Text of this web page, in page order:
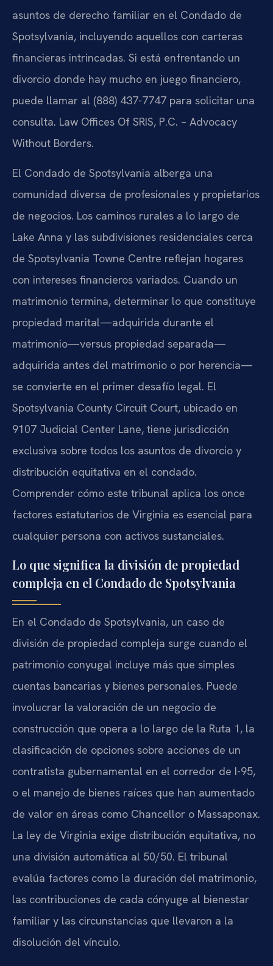
asuntos de derecho familiar en el Condado de
Spotsylvania, incluyendo aquellos con carteras
financieras intrincadas. Si está enfrentando un
divorcio donde hay mucho en juego financiero,
puede llamar al (888) 437-7747 para solicitar una
consulta. Law Offices Of SRIS, P.C. – Advocacy
Without Borders.
El Condado de Spotsylvania alberga una
comunidad diversa de profesionales y propietarios
de negocios. Los caminos rurales a lo largo de
Lake Anna y las subdivisiones residenciales cerca
de Spotsylvania Towne Centre reflejan hogares
con intereses financieros variados. Cuando un
matrimonio termina, determinar lo que constituye
propiedad marital—adquirida durante el
matrimonio—versus propiedad separada—
adquirida antes del matrimonio o por herencia—
se convierte en el primer desafío legal. El
Spotsylvania County Circuit Court, ubicado en
9107 Judicial Center Lane, tiene jurisdicción
exclusiva sobre todos los asuntos de divorcio y
distribución equitativa en el condado.
Comprender cómo este tribunal aplica los once
factores estatutarios de Virginia es esencial para
cualquier persona con activos sustanciales.
Lo que significa la división de propiedad
compleja en el Condado de Spotsylvania
En el Condado de Spotsylvania, un caso de
división de propiedad compleja surge cuando el
patrimonio conyugal incluye más que simples
cuentas bancarias y bienes personales. Puede
involucrar la valoración de un negocio de
construcción que opera a lo largo de la Ruta 1, la
clasificación de opciones sobre acciones de un
contratista gubernamental en el corredor de I-95,
o el manejo de bienes raíces que han aumentado
de valor en áreas como Chancellor o Massaponax.
La ley de Virginia exige distribución equitativa, no
una división automática al 50/50. El tribunal
evalúa factores como la duración del matrimonio,
las contribuciones de cada cónyuge al bienestar
familiar y las circunstancias que llevaron a la
disolución del vínculo.